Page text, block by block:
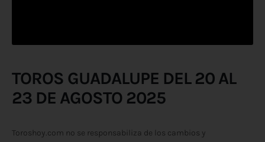
TOROS GUADALUPE DEL 20 AL
23 DE AGOSTO 2025
Toroshoy.com no se responsabiliza de los cambios y